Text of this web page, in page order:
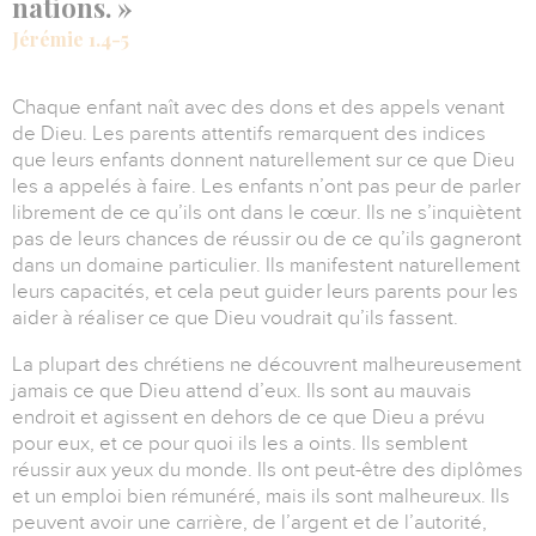
nations. »
Jérémie 1.4-5
Chaque enfant naît avec des dons et des appels venant
de Dieu. Les parents attentifs remarquent des indices
que leurs enfants donnent naturellement sur ce que Dieu
les a appelés à faire. Les enfants n’ont pas peur de parler
librement de ce qu’ils ont dans le cœur.
Ils ne s’inquiètent
pas de leurs chances de réussir ou de ce qu’ils gagneront
dans un domaine particulier.
Ils manifestent naturellement
leurs capacités, et cela peut guider leurs parents pour les
aider à réaliser ce que Dieu voudrait qu’ils fassent.
La plupart des chrétiens ne découvrent malheureusement
jamais ce que Dieu attend d’eux.
Ils sont au mauvais
endroit et agissent en dehors de ce que Dieu a prévu
pour eux, et ce pour quoi ils les a oints.
Ils semblent
réussir aux yeux du monde.
Ils ont peut-être des diplômes
et un emploi bien rémunéré, mais ils sont malheureux.
Ils
peuvent avoir une carrière, de l’argent et de l’autorité,